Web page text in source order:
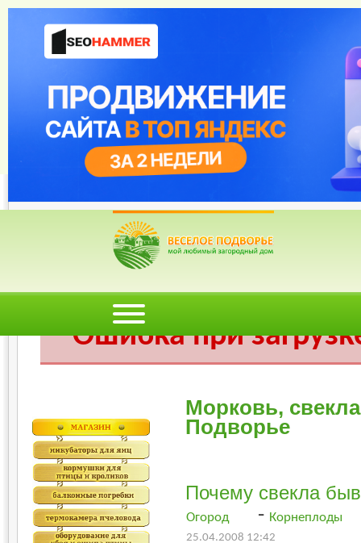
Веселое Подворье- Главная страница =>
Энциклопедия
Ошибка при
Ошибка при
Морковь,
Подворье
Почему свекла
Огород - Корнеплоды
25.04.2008 12:42